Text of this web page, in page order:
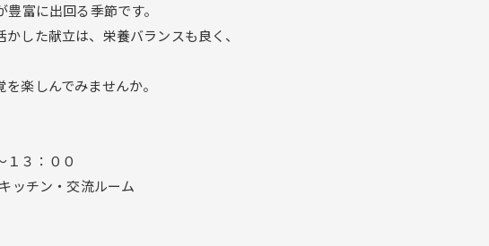
富に出回る季節です。
した献立は、栄養バランスも良く、
楽しんでみませんか。
３：００
チン・交流ルーム